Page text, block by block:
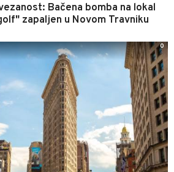
Bačena bomba na lokal
zapaljen u Novom Travniku
0